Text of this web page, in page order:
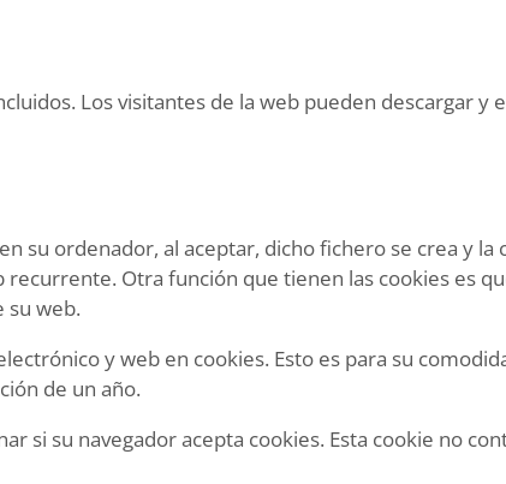
Los visitantes de la web pueden descargar
su ordenador, al aceptar, dicho fichero se crea y la
Otra función que tienen las cookies es
su web.
y web en cookies. Esto es para su
de un año.
si su navegador acepta cookies. Esta cookie no